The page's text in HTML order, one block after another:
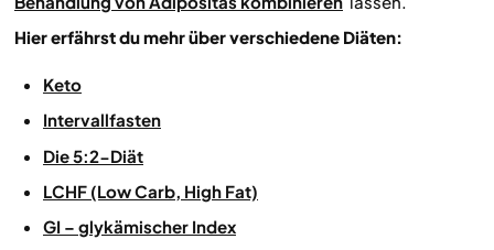
Hier erfährst du mehr über verschiedene Diäten:
Keto
Intervallfasten
Die 5:2-Diät
LCHF (Low Carb, High Fat)
GI – glykämischer Index